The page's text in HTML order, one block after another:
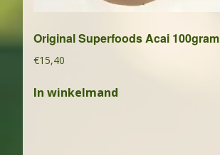
Original Superfoods Acai 100gram
€15,40
In winkelmand